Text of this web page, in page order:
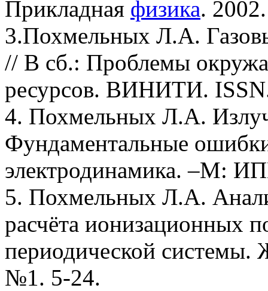
Прикладная физика.
3.Похмельных Л.А.
// В сб.: Проблемы
ресурсов. ВИНИТИ.
4. Похмельных Л.А.
Фундаментальные
электродинамика. –М:
5. Похмельных Л.А.
расчёта ионизационных
периодической
№1. 5-24.